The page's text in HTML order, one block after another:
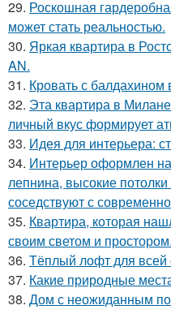
29. Роскошная
может стать реальностью.
30. Яркая квартира в
AN.
31. Кровать с балдахином
32. Эта квартира в
личный вкус формирует
33. Идея для интерьера:
34. Интерьер оформлен
лепнина, высокие потолки
соседствуют с
35. Квартира, которая
своим светом и простором.
36. Тёплый лофт для всей
37. Какие природные
38. Дом с неожиданным